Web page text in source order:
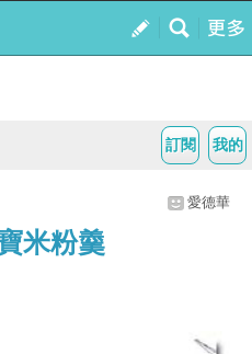
我的
訂閱
愛德華
米粉羹